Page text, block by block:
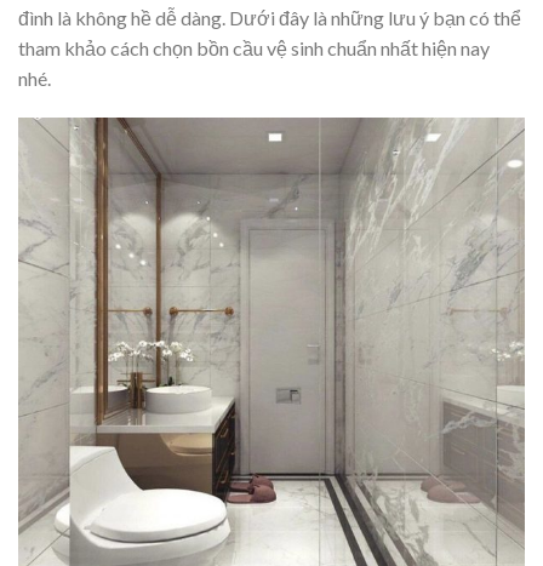
đình là không hề dễ dàng. Dưới đây là những lưu ý bạn có thể
tham khảo cách chọn bồn cầu vệ sinh chuẩn nhất hiện nay
nhé.